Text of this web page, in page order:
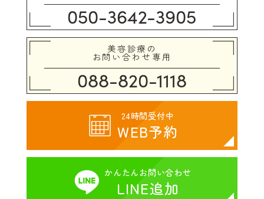
050-3642-3905
美容診療の
お問い合わせ専用
088-820-1118
24時間受付中
WEB予約
かんたんお問い合わせ
LINE追加